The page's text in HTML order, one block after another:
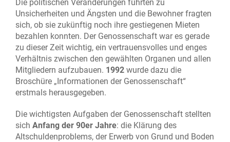
Die politischen Veränderungen führten zu
Unsicherheiten und Ängsten und die Bewohner fragten
sich, ob sie zukünftig noch ihre gestiegenen Mieten
bezahlen konnten. Der Genossenschaft war es gerade
zu dieser Zeit wichtig, ein vertrauensvolles und enges
Verhältnis zwischen den gewählten Organen und allen
Mitgliedern aufzubauen. 1992 wurde dazu die
Broschüre „Informationen der Genossenschaft“
erstmals herausgegeben.
Die wichtigsten Aufgaben der Genossenschaft stellten
sich Anfang der 90er Jahre: die Klärung des
Altschuldenproblems, der Erwerb von Grund und Boden